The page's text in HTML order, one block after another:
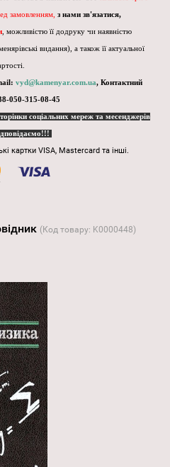
замовленням, з нами зв'язатися,
, можливістю її додруку чи наявністю
видання), а також її актуальної
vyd@kamenyar.com.ua, Контактний
050-315-08-45
соціальних мереж та месенджерів
картки VISA, Mastercard та інші.
(Код товару: K0000448)